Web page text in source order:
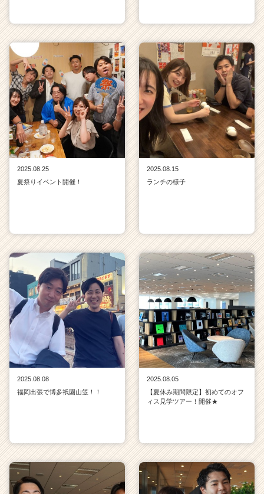
2025.08.25
夏祭りイベント開催！
2025.08.15
ランチの様子
2025.08.08
福岡出張で博多祇園山笠！！
2025.08.05
【夏休み期間限定】初めてのオフ
ィス見学ツアー！開催★